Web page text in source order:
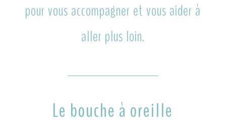
pour vous accompagner et vous aider à
aller plus loin.
Le bouche à oreille